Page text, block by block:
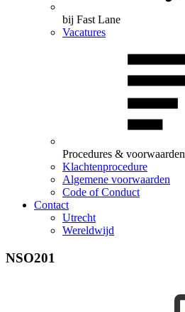
bij Fast Lane
Vacatures
Procedures & voorwaarden
Klachtenprocedure
Algemene voorwaarden
Code of Conduct
Contact
Utrecht
Wereldwijd
NSO201